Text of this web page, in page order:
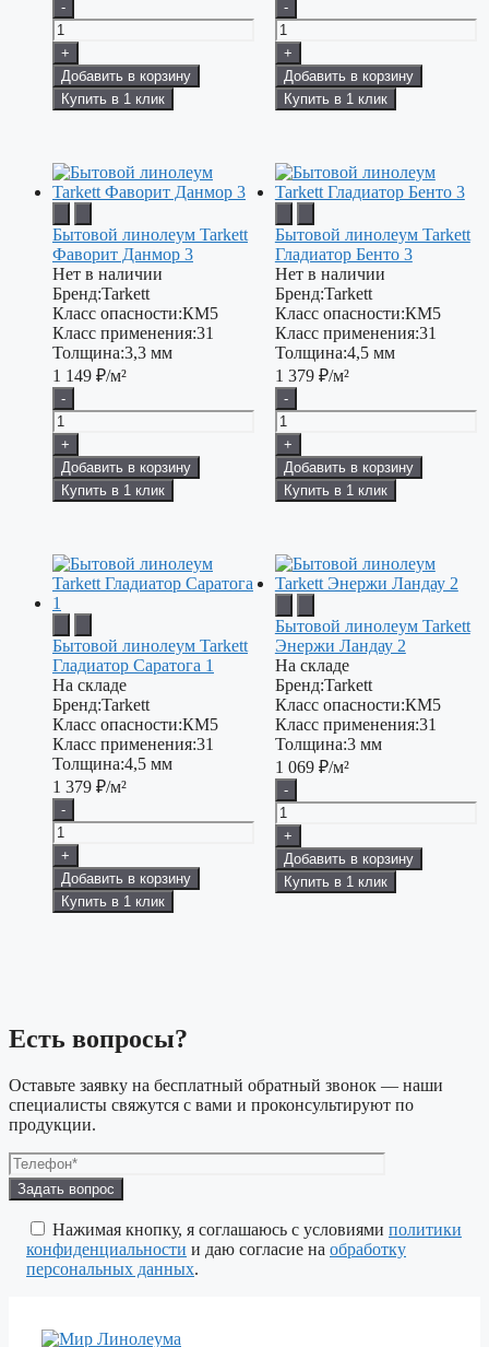
-
+
Добавить в корзину
Купить в 1 клик
-
+
Добавить в корзину
Купить в 1 клик
Бытовой линолеум Tarkett
Фаворит Данмор 3
Нет в наличии
Бренд:Tarkett
Класс опасности:КМ5
Класс применения:31
Толщина:3,3 мм
1 149 ₽/м²
-
+
Добавить в корзину
Купить в 1 клик
Бытовой линолеум Tarkett
Гладиатор Бенто 3
Нет в наличии
Бренд:Tarkett
Класс опасности:КМ5
Класс применения:31
Толщина:4,5 мм
1 379 ₽/м²
-
+
Добавить в корзину
Купить в 1 клик
Бытовой линолеум Tarkett
Гладиатор Саратога 1
На складе
Бренд:Tarkett
Класс опасности:КМ5
Класс применения:31
Толщина:4,5 мм
1 379 ₽/м²
-
+
Добавить в корзину
Купить в 1 клик
Бытовой линолеум Tarkett
Энержи Ландау 2
На складе
Бренд:Tarkett
Класс опасности:КМ5
Класс применения:31
Толщина:3 мм
1 069 ₽/м²
-
+
Добавить в корзину
Купить в 1 клик
Есть вопросы?
Оставьте заявку на бесплатный обратный звонок — наши
специалисты свяжутся с вами и проконсультируют по
продукции.
Оставьте
это
поле
пустым.
Нажимая кнопку, я соглашаюсь с условиями политики
конфиденциальности и даю согласие на обработку
персональных данных.